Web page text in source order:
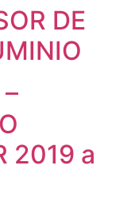
DE
2019 a